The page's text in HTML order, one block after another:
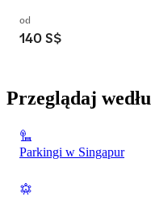
od
140 S$
Przeglądaj
Parkingi w Singapur